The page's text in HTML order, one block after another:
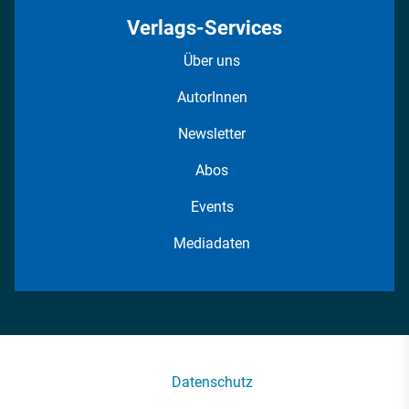
Verlags-Services
Über uns
AutorInnen
Newsletter
Abos
Events
Mediadaten
Datenschutz